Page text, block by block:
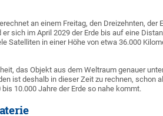
an einem Freitag, den Dreizehnten, der
sich im April 2029 der Erde bis auf eine
Satelliten in einer Höhe von etwa 36.000
das Objekt aus dem Weltraum genauer
ist deshalb in dieser Zeit zu rechnen, schon
10.000 Jahre der Erde so nahe kommt.